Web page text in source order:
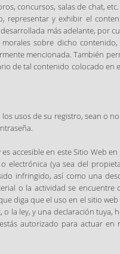
concursos, salas de chat, etc.
representar y exhibir el
más adelante, por
sobre dicho
mencionada. También
de tal contenido colocado en
usos de su registro, sean o
accesible en este Sitio Web
electrónica (ya sea del
infringido, así como una
o la actividad se encuentre
diga que el uso en el sitio
la ley, y una declaración tuya,
autorizado para actuar en